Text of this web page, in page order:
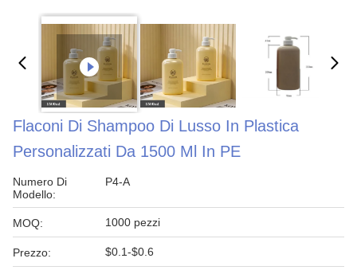
Flaconi Di Shampoo Di Lusso In Plastica
Personalizzati Da 1500 Ml In PE
Numero Di
Modello:
P4-A
MOQ: 1000 pezzi
Prezzo: $0.1-$0.6